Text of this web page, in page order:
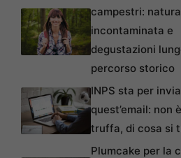
campestri: natura
incontaminata e
degustazioni
percorso storico
INPS sta per
quest’email: non
truffa, di cosa si
Plumcake per la